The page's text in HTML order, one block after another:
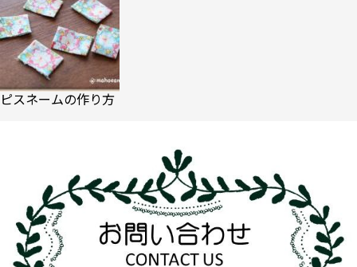
ピスネームの作り方